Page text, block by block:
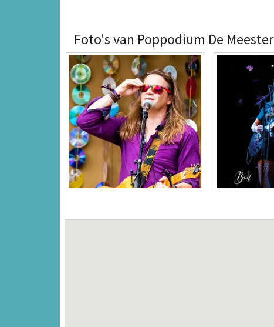
Foto's van Poppodium De Meester